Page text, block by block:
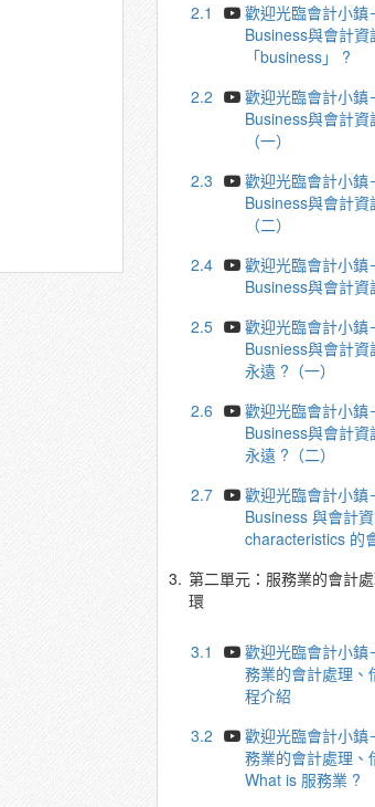
2.1
歡迎光臨會計小
Business與會計
「business」 ?
2.2
歡迎光臨會計小
Business與會計
（一）
2.3
歡迎光臨會計小
Business與會計
（二）
2.4
歡迎光臨會計小
Business與會計
2.5
歡迎光臨會計小
Busniess與會計
永遠 ?（一）
2.6
歡迎光臨會計小
Business與會計
永遠 ?（二）
2.7
歡迎光臨會計小
Business 與會計
characteristics 的
3. 第二單元：服務業的會計
環
3.1
歡迎光臨會計小
務業的會計處理
程介紹
3.2
歡迎光臨會計小
務業的會計處理
What is 服務業 ?